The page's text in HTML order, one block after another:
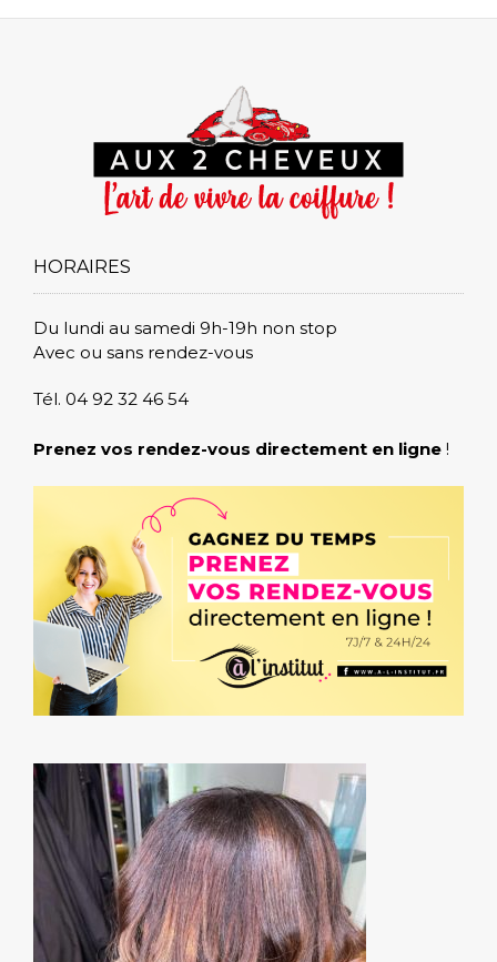
HORAIRES
Du lundi au samedi 9h-19h non stop
Avec ou sans rendez-vous
Tél. 04 92 32 46 54
Prenez vos rendez-vous directement en ligne !